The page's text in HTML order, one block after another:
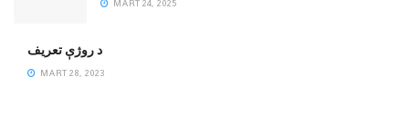
MART 24, 2025
‌د روژې تعریف
MART 28, 2023